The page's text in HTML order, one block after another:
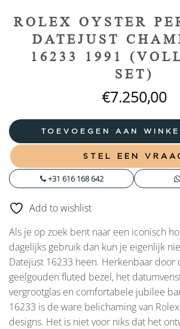
ROLEX OYSTER
DATEJUST
16233 1991
SET)
€7.250,00
TOEVOEGEN AAN
STEL EEN
+31 616 168 642
Add to wishlist
Als je op zoek bent naar een iconisch
dagelijks gebruik dan kun je eigenlijk
Datejust 16233 heen. Herkenbaar door
geelgouden fluted bezel, het
vergrootglas en comfortabele jubilee
16233 is de ware belichaming van
designs. Het is niet voor niks dat het